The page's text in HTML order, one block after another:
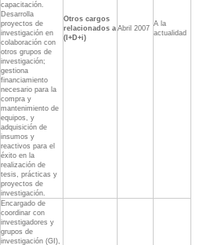
capacitación.
Desarrolla
proyectos de
investigación en
colaboración con
otros grupos de
investigación;
gestiona
financiamiento
necesario para la
compra y
mantenimiento de
equipos, y
adquisición de
insumos y
reactivos para el
éxito en la
realización de
tesis, prácticas y
proyectos de
investigación.
Otros cargos
relacionados a
(I+D+i)
Abril 2007
A la
actualidad
Encargado de
coordinar con
investigadores y
grupos de
investigación (GI),